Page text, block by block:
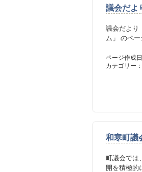
議会だよ
議会だより
ム」 のペー
ページ作成
カテゴリー：
和寒町議
町議会では
開を積極的